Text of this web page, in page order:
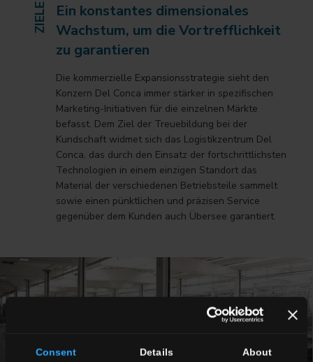
Consent Details About
ZIELE
Ein konstantes dimensionales
Wachstum, um die Vortrefflichkeit
zu garantieren
Die kommerzielle Expansionsstrategie sieht den
Konzern Del Conca immer stärker in spezifischen
Marketing-Initiativen für die einzelnen Märkte
befasst. Dem Ziel der Treuebildung bei der
Kundschaft widmet sich das Logistikzentrum Del
Conca, das durch den Einsatz der fortschrittlichsten
Technologien in einem einzigen Standort das
Material der verschiedenen Betriebsteile sammelt
sowie einen pünktlichen und präzisen Service
gegenüber dem Kunden auch Übersee garantiert.